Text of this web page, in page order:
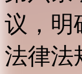
议，明
法律法